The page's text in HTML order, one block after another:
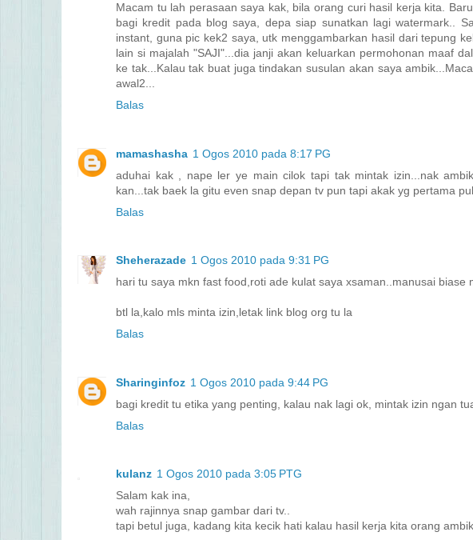
Macam tu lah perasaan saya kak, bila orang curi hasil kerja kita.
bagi kredit pada blog saya, depa siap sunatkan lagi watermark..
instant, guna pic kek2 saya, utk menggambarkan hasil dari tepung
lain si majalah "SAJI"...dia janji akan keluarkan permohonan maaf
ke tak...Kalau tak buat juga tindakan susulan akan saya
awal2...
Balas
mamashasha 1 Ogos 2010 pada 8:17 PG
aduhai kak , nape ler ye main cilok tapi tak mintak izin...nak
kan...tak baek la gitu even snap depan tv pun tapi akak yg pertama
Balas
Sheherazade 1 Ogos 2010 pada 9:31 PG
hari tu saya mkn fast food,roti ade kulat saya xsaman..manusai biase
btl la,kalo mls minta izin,letak link blog org tu la
Balas
Sharinginfoz 1 Ogos 2010 pada 9:44 PG
bagi kredit tu etika yang penting, kalau nak lagi ok, mintak izin ngan
Balas
kulanz 1 Ogos 2010 pada 3:05 PTG
Salam kak ina,
wah rajinnya snap gambar dari tv..
tapi betul juga, kadang kita kecik hati kalau hasil kerja kita orang